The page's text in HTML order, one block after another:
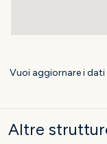
Vuoi aggiornare i dati
Altre